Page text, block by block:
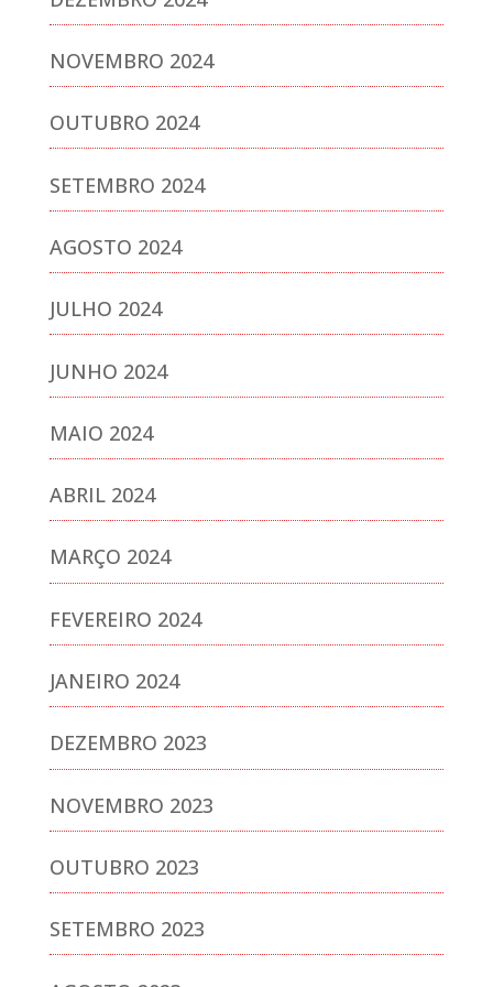
NOVEMBRO 2024
OUTUBRO 2024
SETEMBRO 2024
AGOSTO 2024
JULHO 2024
JUNHO 2024
MAIO 2024
ABRIL 2024
MARÇO 2024
FEVEREIRO 2024
JANEIRO 2024
DEZEMBRO 2023
NOVEMBRO 2023
OUTUBRO 2023
SETEMBRO 2023